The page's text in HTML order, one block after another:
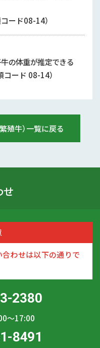
ード08-14）
の体重が推定できる
ード 08-14）
殖牛）一覧に戻る
せ
わせは以下の通りで
2380
〜17:00
8491